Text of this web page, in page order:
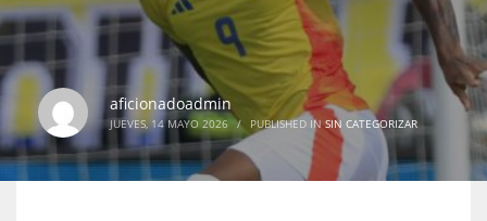
aficionadoadmin
JUEVES, 14 MAYO 2026 / PUBLISHED INSIN CATEGORIZAR